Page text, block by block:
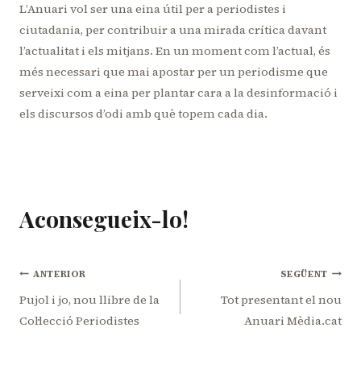
L’Anuari vol ser una eina útil per a periodistes i
ciutadania, per contribuir a una mirada crítica davant
l’actualitat i els mitjans. En un moment com l’actual, és
més necessari que mai apostar per un periodisme que
serveixi com a eina per plantar cara a la desinformació i
els discursos d’odi amb què topem cada dia.
Aconsegueix-lo!
Navegació
d'entrades
ANTERIOR
Pujol i jo, nou llibre de la
Col·lecció Periodistes
SEGÜENT
Tot presentant el nou
Anuari Mèdia.cat